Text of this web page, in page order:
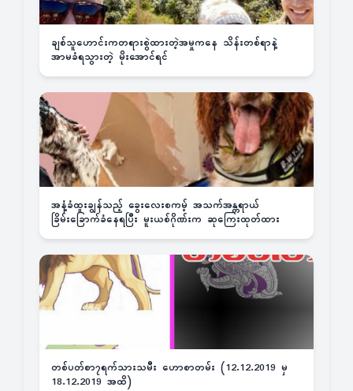
ချစ်သူဟောင်းကတရားစွဲထားတဲ့အမှုကနေ သိန်းတစ်ရာနဲ့
အာမခံရသွားတဲ့ မိုးအောင်ရင်
အနံ့ခံထူးချွန်သည့် ခွေးလေးစကမ့် အသက်အန္တရာယ်
ခြိမ်းခြောက်ခံနေရပြီး မူးယစ်ဂိုဏ်းက ဆုကြေးထုတ်ထား
တစ်ပတ်စာ၇ရက်သားသမီး ဟောစာတမ်း (12.12.2019 မှ
18.12.2019 အထိ)